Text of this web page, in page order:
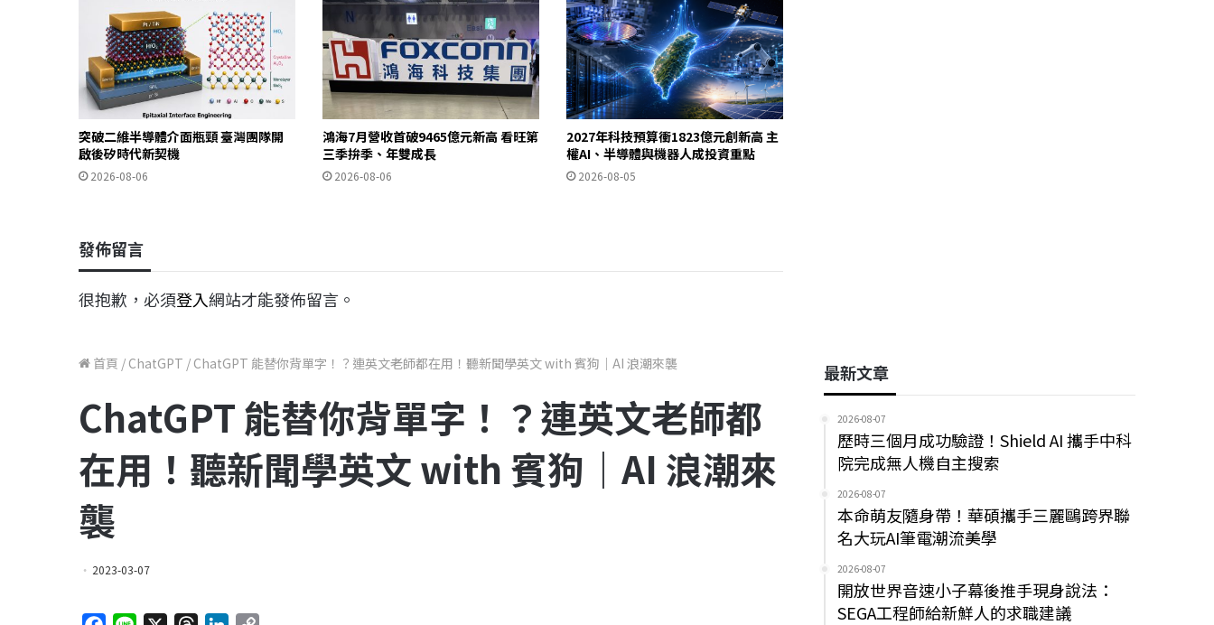
突破二維半導體介面瓶頸 臺灣團隊開
啟後矽時代新契機
2026-08-06
鴻海7月營收首破9465億元新高 看旺第
三季拚季、年雙成長
2026-08-06
2027年科技預算衝1823億元創新高 主
權AI、半導體與機器人成投資重點
2026-08-05
發佈留言
很抱歉，必須登入網站才能發佈留言。